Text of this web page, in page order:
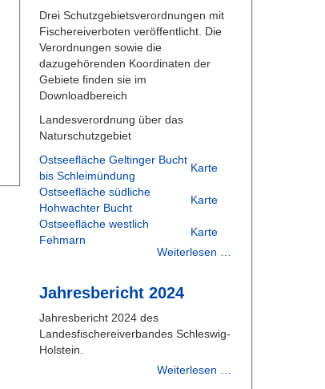
Drei Schutzgebietsverordnungen mit
Fischereiverboten veröffentlicht. Die
Verordnungen sowie die
dazugehörenden Koordinaten der
Gebiete finden sie im
Downloadbereich
Landesverordnung über das
Naturschutzgebiet
Ostseefläche Geltinger Bucht
bis Schleimündung
Karte
Ostseefläche südliche
Hohwachter Bucht
Karte
Ostseefläche westlich
Fehmarn
Karte
Weiterlesen …
Jahresbericht 2024
Jahresbericht 2024 des
Landesfischereiverbandes Schleswig-
Holstein.
Weiterlesen …